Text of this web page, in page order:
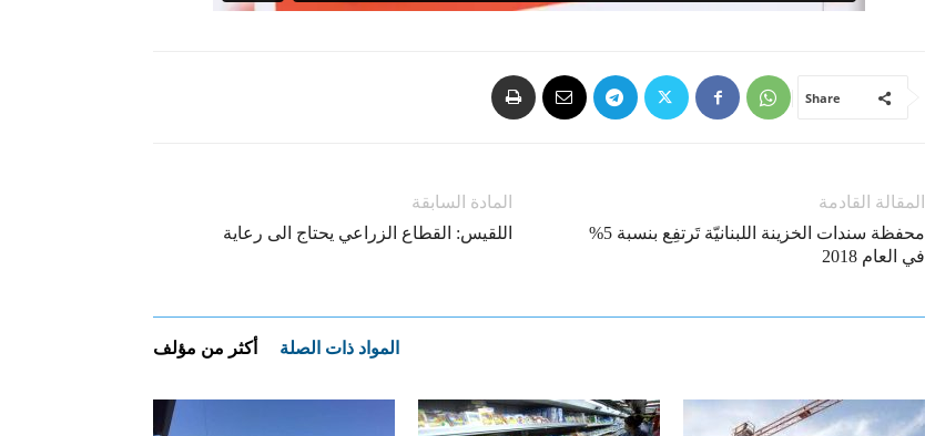
Share
المادة السابقة
اللقيس: القطاع الزراعي يحتاج الى رعاية
المقالة القادمة
محفظة سندات الخزينة اللبنانيّة تَرتفِع بنسبة 5%
في العام 2018
المواد ذات الصلة أكثر من مؤلف